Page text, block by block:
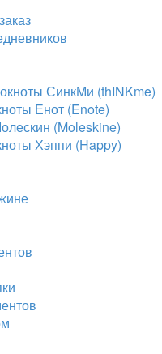
СинкМи (thINKme)
Енот (Enote)
(Moleskine)
Хэппи (Happy)